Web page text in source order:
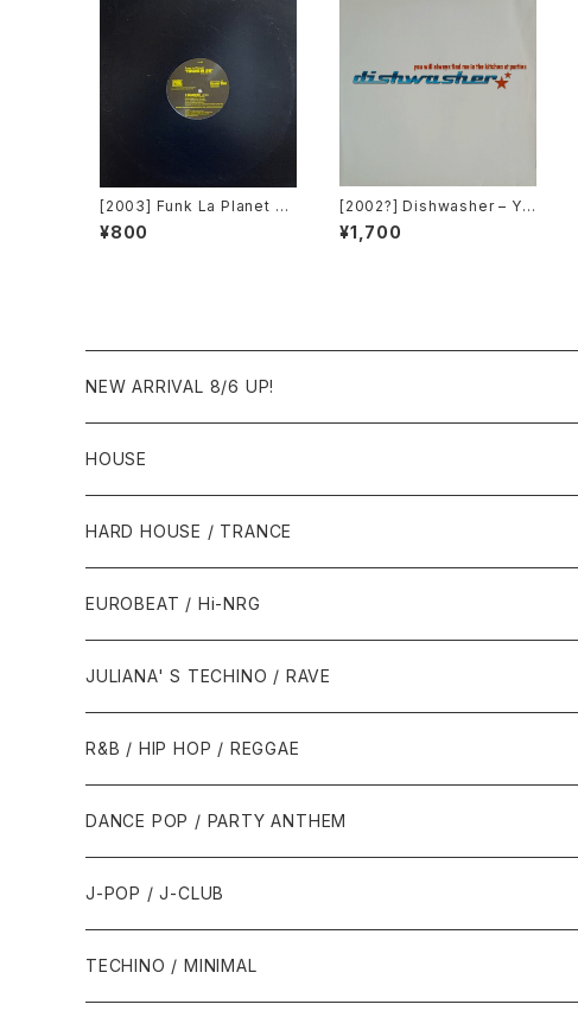
[2003] Funk La Planet – Y
ou Gave Me Love (Funk
La Planet 008) [Funk La
¥800
[2002?] Dishwasher – Yo
u Will Always Find Me In
The Kitchen At Parties [K
¥1,700
NEW ARRIVAL 8/6 UP!
HOUSE
1980年代
1987年・以前
1988年
1990年代
1990年
1991年
2000年代
2000年
2001年
2010年代
2010年
2011年
HARD HOUSE / TRANCE
1990年代
1994年・以前
1995年
2000年代
2000年
2001年
EUROBEAT / Hi-NRG
1980年代
1986年・以前
1987年
1990年代
1990年
1991年
2000年代
JULIANA' S TECHINO / RAVE
1990年代
1990年
1991年
2000年代
2000年
2001年
R&B / HIP HOP / REGGAE
1980年代
1985年・以前
1986年
1990年代
1990年
2000年代
DANCE POP / PARTY ANTHEM
1980年代
1988年・以前
1990年代
J-POP / J-CLUB
1980年代
TECHINO / MINIMAL